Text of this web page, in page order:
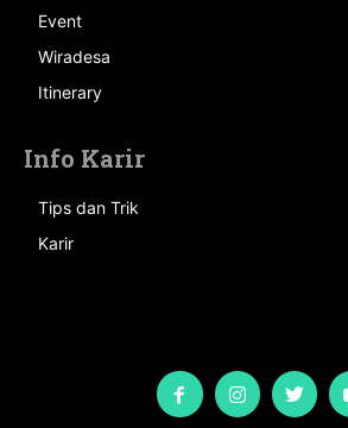
Event
Wiradesa
Itinerary
Info Karir
Tips dan Trik
Karir